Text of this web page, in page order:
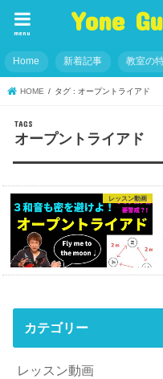
Yone
menu
Home 新着記事 教室の
HOME タグ : オープントライアド
オープントライアド
レッスン動画
カテゴリー
レッスン動画